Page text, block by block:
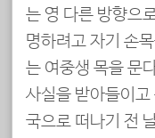
는 영 다른 방향으
명하려고 자기 손
는 여중생 목을 문
사실을 받아들이
국으로 떠나기 전